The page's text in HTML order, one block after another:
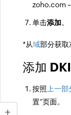
zoho.com
单击添加。
*从域部分获取
添加
按照 上一部
置”页面。